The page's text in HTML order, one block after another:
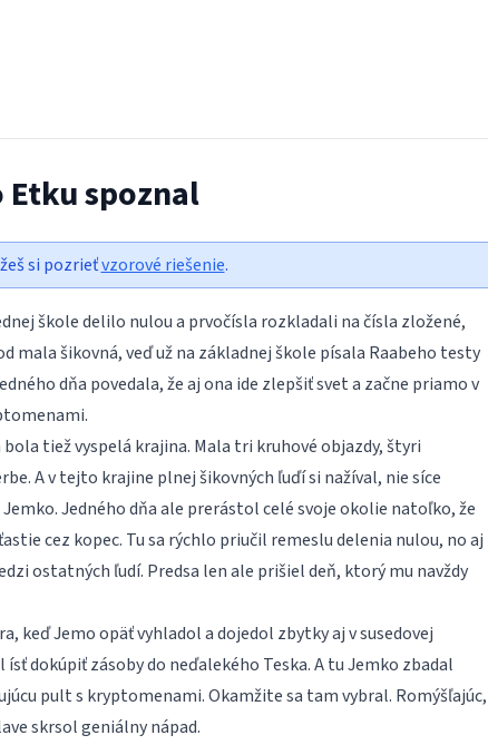
Etku spoznal
si pozrieťvzorové riešenie.
škole delilo nulou a prvočísla rozkladali na čísla zložené,
mala šikovná, veď už na základnej škole písala Raabeho testy
dňa povedala, že aj ona ide zlepšiť svet a začne priamo v
.
tiež vyspelá krajina. Mala tri kruhové objazdy, štyri
A v tejto krajine plnej šikovných ľuďí si nažíval, nie síce
Jedného dňa ale prerástol celé svoje okolie natoľko, že
cez kopec. Tu sa rýchlo priučil remeslu delenia nulou, no aj
ostatných ľudí. Predsa len ale prišiel deň, ktorý mu navždy
keď Jemo opäť vyhladol a dojedol zbytky aj v susedovej
dokúpiť zásoby do neďalekého Teska. A tu Jemko zbadal
pult s kryptomenami. Okamžite sa tam vybral. Romýšľajúc,
skrsol geniálny nápad.